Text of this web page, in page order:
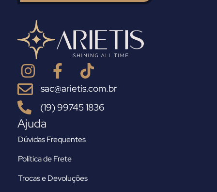
sac@arietis.com.br
(19) 99745 1836
Ajuda
Dúvidas Frequentes
Política de Frete
Trocas e Devoluções